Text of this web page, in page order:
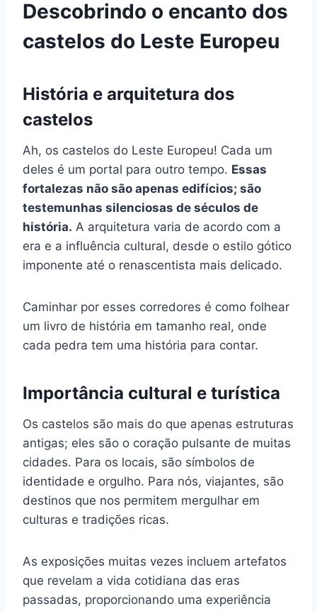
Descobrindo o encanto dos
castelos do Leste Europeu
História e arquitetura dos
castelos
Ah, os castelos do Leste Europeu! Cada um
deles é um portal para outro tempo. Essas
fortalezas não são apenas edifícios; são
testemunhas silenciosas de séculos de
história. A arquitetura varia de acordo com a
era e a influência cultural, desde o estilo gótico
imponente até o renascentista mais delicado.
Caminhar por esses corredores é como folhear
um livro de história em tamanho real, onde
cada pedra tem uma história para contar.
Importância cultural e turística
Os castelos são mais do que apenas estruturas
antigas; eles são o coração pulsante de muitas
cidades. Para os locais, são símbolos de
identidade e orgulho. Para nós, viajantes, são
destinos que nos permitem mergulhar em
culturas e tradições ricas.
As exposições muitas vezes incluem artefatos
que revelam a vida cotidiana das eras
passadas, proporcionando uma experiência